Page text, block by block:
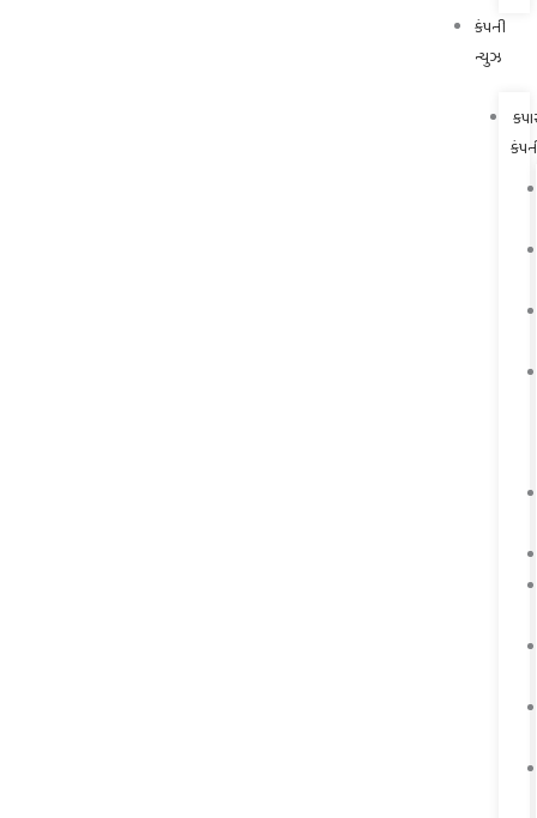
કંપની
ન્યુઝ